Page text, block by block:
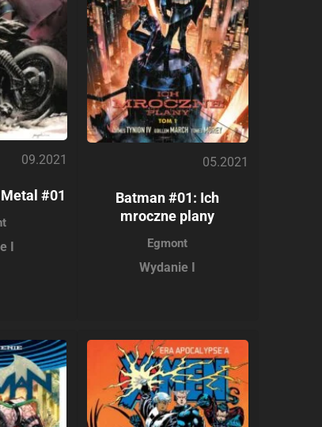
09.2021
#01
I
05.2021
Batman #01: Ich
mroczne plany
Egmont
Wydanie I